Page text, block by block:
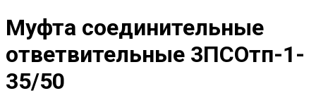
Муфта соединительные
ответвительные 3ПСОтп-1-
35/50